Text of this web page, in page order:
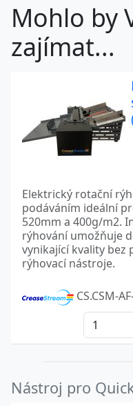
Mohlo by
zajímat...
Elektrický rotační
podáváním ideální
520mm a 400g/m2.
rýhování umožňuje
vynikající kvality bez
rýhovací nástroje.
CS.CSM-
Nástroj pro